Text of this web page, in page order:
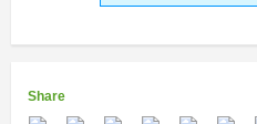
Share